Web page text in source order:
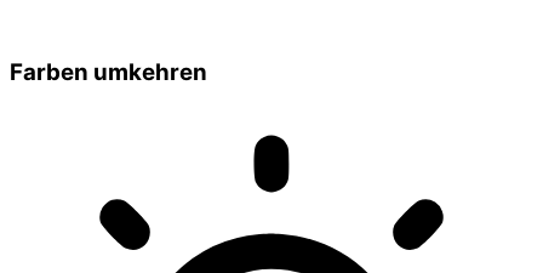
Farben umkehren